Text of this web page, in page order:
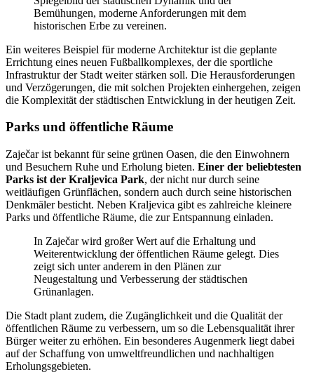
Bemühungen, moderne Anforderungen mit dem
historischen Erbe zu vereinen.
Ein weiteres Beispiel für moderne Architektur ist die geplante
Errichtung eines neuen Fußballkomplexes, der die sportliche
Infrastruktur der Stadt weiter stärken soll. Die Herausforderungen
und Verzögerungen, die mit solchen Projekten einhergehen, zeigen
die Komplexität der städtischen Entwicklung in der heutigen Zeit.
Parks und öffentliche Räume
Zaječar ist bekannt für seine grünen Oasen, die den Einwohnern
und Besuchern Ruhe und Erholung bieten. Einer der beliebtesten
Parks ist der Kraljevica Park, der nicht nur durch seine
weitläufigen Grünflächen, sondern auch durch seine historischen
Denkmäler besticht. Neben Kraljevica gibt es zahlreiche kleinere
Parks und öffentliche Räume, die zur Entspannung einladen.
In Zaječar wird großer Wert auf die Erhaltung und
Weiterentwicklung der öffentlichen Räume gelegt. Dies
zeigt sich unter anderem in den Plänen zur
Neugestaltung und Verbesserung der städtischen
Grünanlagen.
Die Stadt plant zudem, die Zugänglichkeit und die Qualität der
öffentlichen Räume zu verbessern, um so die Lebensqualität ihrer
Bürger weiter zu erhöhen. Ein besonderes Augenmerk liegt dabei
auf der Schaffung von umweltfreundlichen und nachhaltigen
Erholungsgebieten.